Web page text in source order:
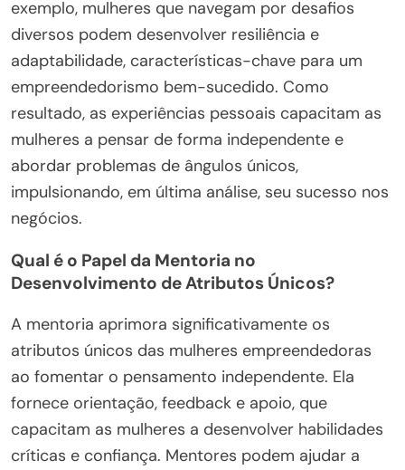
exemplo, mulheres que navegam por desafios
diversos podem desenvolver resiliência e
adaptabilidade, características-chave para um
empreendedorismo bem-sucedido. Como
resultado, as experiências pessoais capacitam as
mulheres a pensar de forma independente e
abordar problemas de ângulos únicos,
impulsionando, em última análise, seu sucesso nos
negócios.
Qual é o Papel da Mentoria no
Desenvolvimento de Atributos Únicos?
A mentoria aprimora significativamente os
atributos únicos das mulheres empreendedoras
ao fomentar o pensamento independente. Ela
fornece orientação, feedback e apoio, que
capacitam as mulheres a desenvolver habilidades
críticas e confiança. Mentores podem ajudar a